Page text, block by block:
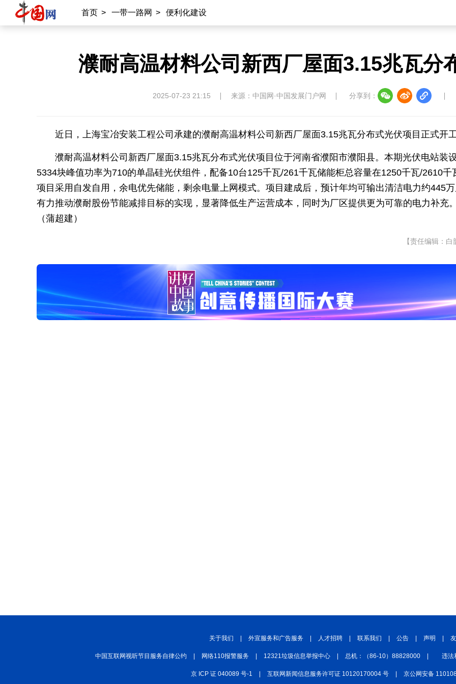
首页 > 一带一路网 > 便利化建设
濮耐高温材料公司新西厂屋面3.15兆瓦分
2025-07-23 21:15 来源：中国网·中国发展门户网 分享到：
近日，上海宝冶安装工程公司承建的濮耐高温材料公司新西厂屋面3.15兆瓦分布式光伏项目正式开
濮耐高温材料公司新西厂屋面3.15兆瓦分布式光伏项目位于河南省濮阳市濮阳县。本期光伏电站装
5334块峰值功率为710的单晶硅光伏组件，配备10台125千瓦/261千瓦储能柜总容量在1250千瓦/2610千
项目采用自发自用，余电优先储能，剩余电量上网模式。项目建成后，预计年均可输出清洁电力约445
有力推动濮耐股份节能减排目标的实现，显著降低生产运营成本，同时为厂区提供更为可靠的电力补充
（蒲超建）
【责任编辑：白
关于我们 外宣服务和广告服务 人才招聘 联系我们 公告 声明
中国互联网视听节目服务自律公约 网络110报警服务 12321垃圾信息举报中心 总机：（86-10）88828000 违法
京 ICP 证 040089 号-1 互联网新闻信息服务许可证 10120170004 号 京公网安备